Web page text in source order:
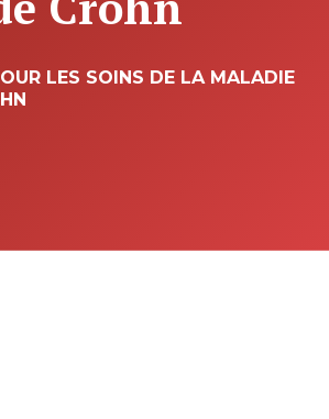
LES SOINS DE LA MALADIE